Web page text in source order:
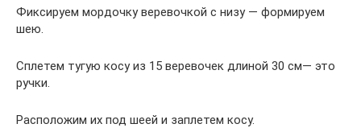
Фиксируем мордочку веревочкой с низу — формируем
шею.
Сплетем тугую косу из 15 веревочек длиной 30 см— это
ручки.
Расположим их под шеей и заплетем косу.